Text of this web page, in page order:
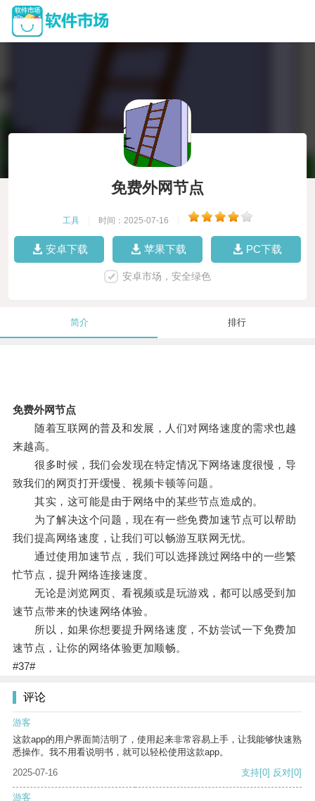
免费外网节点
工具 时间：2025-07-16
安卓下载 苹果下载 PC下载
安卓市场，安全绿色
简介 排行
免费外网节点
随着互联网的普及和发展，人们对网络速度的需求也越
来越高。
很多时候，我们会发现在特定情况下网络速度很慢，导
致我们的网页打开缓慢、视频卡顿等问题。
其实，这可能是由于网络中的某些节点造成的。
为了解决这个问题，现在有一些免费加速节点可以帮助
我们提高网络速度，让我们可以畅游互联网无忧。
通过使用加速节点，我们可以选择跳过网络中的一些繁
忙节点，提升网络连接速度。
无论是浏览网页、看视频或是玩游戏，都可以感受到加
速节点带来的快速网络体验。
所以，如果你想要提升网络速度，不妨尝试一下免费加
速节点，让你的网络体验更加顺畅。
#37#
评论
游客
这款app的用户界面简洁明了，使用起来非常容易上手，让我能够快速熟
悉操作。我不用看说明书，就可以轻松使用这款app。
2025-07-16
支持[0] 反对[0]
游客